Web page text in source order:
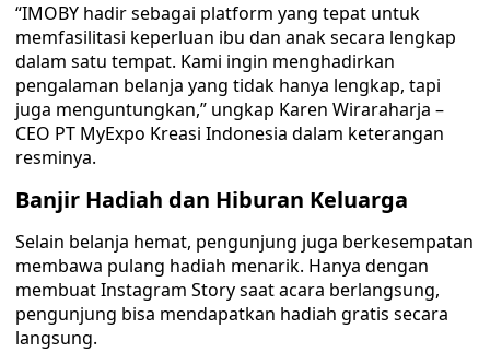
“IMOBY hadir sebagai platform yang tepat untuk
memfasilitasi keperluan ibu dan anak secara lengkap
dalam satu tempat. Kami ingin menghadirkan
pengalaman belanja yang tidak hanya lengkap, tapi
juga menguntungkan,” ungkap Karen Wiraraharja –
CEO PT MyExpo Kreasi Indonesia dalam keterangan
resminya.
Banjir Hadiah dan Hiburan Keluarga
Selain belanja hemat, pengunjung juga berkesempatan
membawa pulang hadiah menarik. Hanya dengan
membuat Instagram Story saat acara berlangsung,
pengunjung bisa mendapatkan hadiah gratis secara
langsung.